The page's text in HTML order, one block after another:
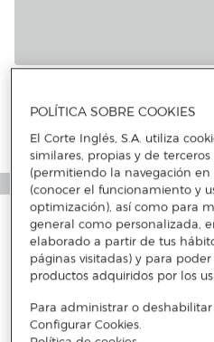
POLÍTICA SOBRE COOKIES
El Corte Inglés, S.A. utiliza
similares, propias y de
(permitiendo la navegación
(conocer el funcionamiento y
optimización), así como para
general como personalizada,
elaborado a partir de tus
páginas visitadas) y para
productos adquiridos por los
Para administrar o
Configurar Cookies.